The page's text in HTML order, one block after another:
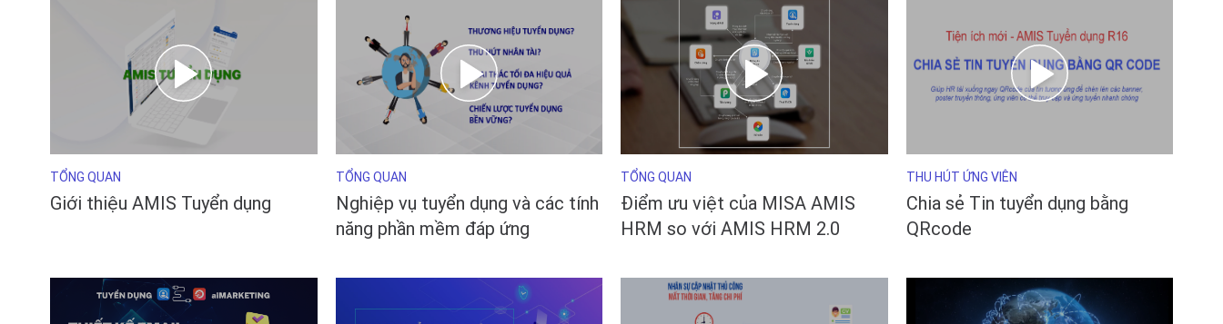
TỔNG QUAN
Giới thiệu AMIS Tuyển dụng
TỔNG QUAN
Nghiệp vụ tuyển dụng và các tính
năng phần mềm đáp ứng
TỔNG QUAN
Điểm ưu việt của MISA AMIS
HRM so với AMIS HRM 2.0
THU HÚT ỨNG VIÊN
Chia sẻ Tin tuyển dụng bằng
QRcode